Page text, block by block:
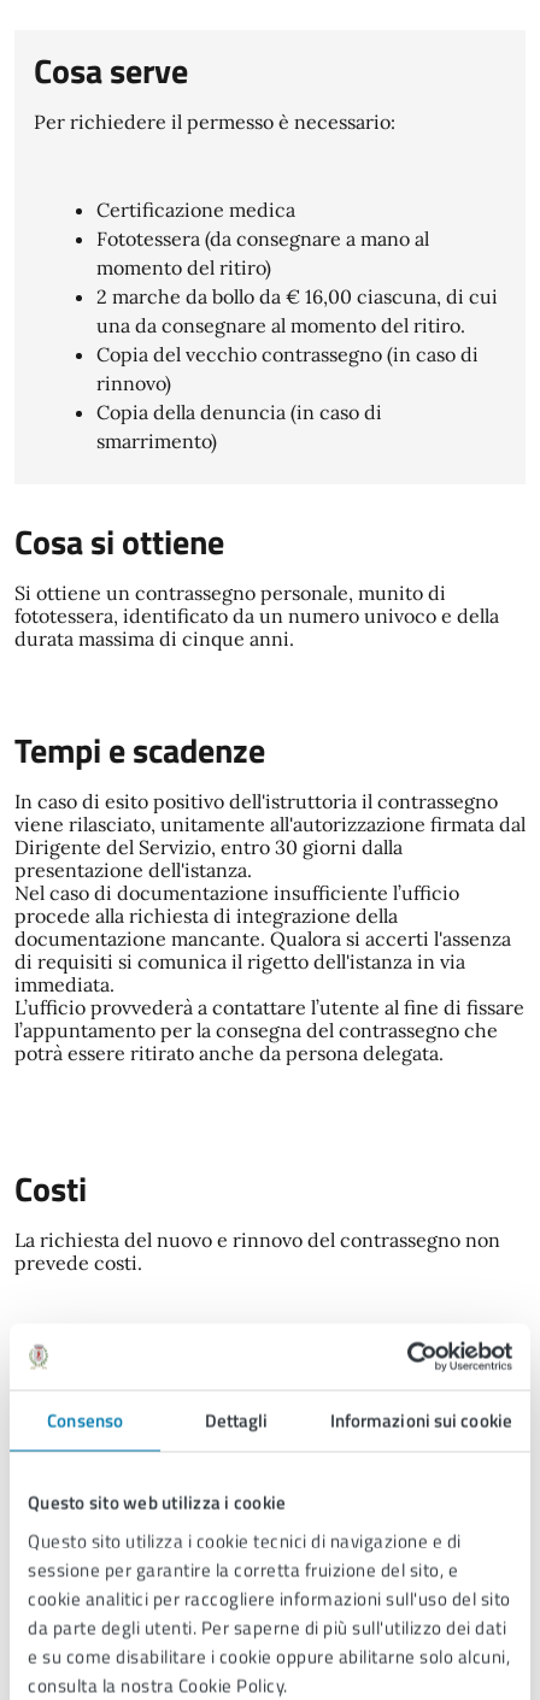
Consenso Dettagli Informazioni sui cookie
Questo sito web utilizza i cookie
Questo sito utilizza i cookie tecnici di navigazione e di
sessione per garantire la corretta fruizione del sito, e
cookie analitici per raccogliere informazioni sull'uso del sito
da parte degli utenti. Per saperne di più sull'utilizzo dei dati
e su come disabilitare i cookie oppure abilitarne solo alcuni,
consulta la nostra Cookie Policy.
Cosa serve
Per richiedere il permesso è necessario:
Certificazione medica
Fototessera (da consegnare a mano al
momento del ritiro)
2 marche da bollo da € 16,00 ciascuna, di cui
una da consegnare al momento del ritiro.
Copia del vecchio contrassegno (in caso di
rinnovo)
Copia della denuncia (in caso di
smarrimento)
Cosa si ottiene
Si ottiene un contrassegno personale, munito di
fototessera, identificato da un numero univoco e della
durata massima di cinque anni.
Tempi e scadenze
In caso di esito positivo dell'istruttoria il contrassegno
viene rilasciato, unitamente all'autorizzazione firmata dal
Dirigente del Servizio, entro 30 giorni dalla
presentazione dell'istanza.
Nel caso di documentazione insufficiente l’ufficio
procede alla richiesta di integrazione della
documentazione mancante. Qualora si accerti l'assenza
di requisiti si comunica il rigetto dell'istanza in via
immediata.
L’ufficio provvederà a contattare l’utente al fine di fissare
l’appuntamento per la consegna del contrassegno che
potrà essere ritirato anche da persona delegata.
Costi
La richiesta del nuovo e rinnovo del contrassegno non
prevede costi.
Accedi al servizio
Uffici che erogano il servizio
U.O.C. Polizia Locale
Piazza Obizzi 9, 51017